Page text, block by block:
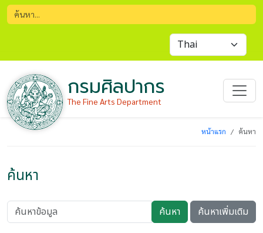
กรมศิลปากร
The Fine Arts Department
หน้าแรก ค้นหา
ค้นหา
ค้นหา ค้นหาเพิ่มเติม